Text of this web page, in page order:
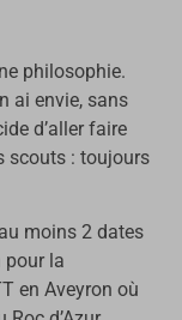
philosophie.
ai envie, sans
d’aller faire
scouts : toujours
moins 2 dates
pour la
en Aveyron où